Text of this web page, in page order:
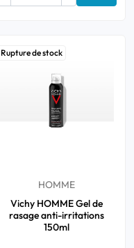
Rupture de stock
HOMME
Vichy HOMME Gel de
rasage anti-irritations
150ml